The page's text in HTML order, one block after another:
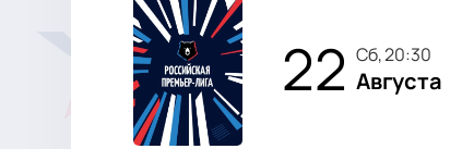
22 сб, 20:30
Августа